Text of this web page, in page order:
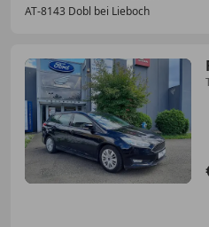
AT-8143 Dobl bei Lieboch